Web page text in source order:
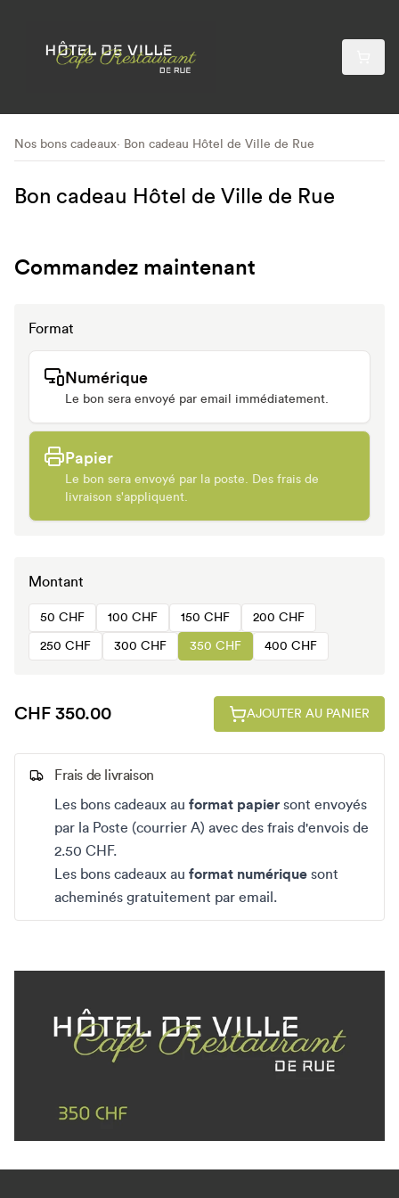
Nos bons cadeaux Bon cadeau Hôtel de Ville de Rue
Bon cadeau Hôtel de Ville de Rue
Commandez maintenant
Format
Numérique
Le bon sera envoyé par email immédiatement.
Papier
Le bon sera envoyé par la poste. Des frais de
livraison s'appliquent.
Montant
50 CHF 100 CHF 150 CHF 200 CHF
250 CHF 300 CHF 350 CHF 400 CHF
CHF 350.00 AJOUTER AU PANIER
Frais de livraison
Les bons cadeaux au format papier sont envoyés
par la Poste (courrier A) avec des frais d'envois de
2.50 CHF.
Les bons cadeaux au format numérique sont
acheminés gratuitement par email.